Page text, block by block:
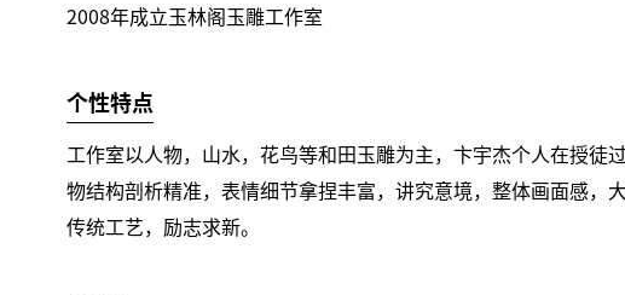
2008年成立玉林阁玉雕工作室
个性特点
工作室以人物，山水，花鸟等和田玉雕为主，卞宇杰个人在授徒
物结构剖析精准，表情细节拿捏丰富，讲究意境，整体画面感，
传统工艺，励志求新。